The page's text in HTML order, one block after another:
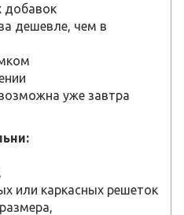
добавок
дешевле, чем в
уже завтра
или каркасных решеток